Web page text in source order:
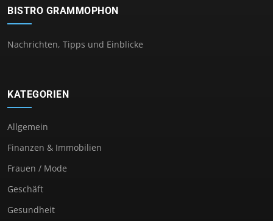
BISTRO GRAMMOPHON
Nachrichten, Tipps und Einblicke
KATEGORIEN
Allgemein
Finanzen & Immobilien
Frauen / Mode
Geschäft
Gesundheit